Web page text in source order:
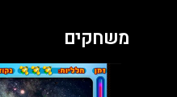
משחקים